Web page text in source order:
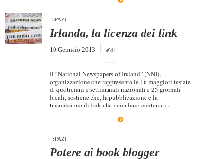
SPAZI
Irlanda, la licenza dei link
10 Gennaio 2013 di
Il “National Newspapers of Ireland” (NNI),
organizzazione che rappresenta le 16 maggiori testate
di quotidiani e settimanali nazionali e 25 giornali
locali, sostiene che, la pubblicazione e la
trasmissione di link che veicolano contenuti...
SPAZI
Potere ai book blogger